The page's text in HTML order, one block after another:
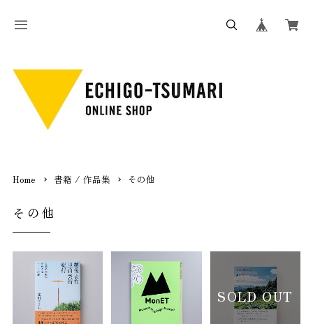
Home 書籍 / 作品集 その他
その他
SOLD OUT